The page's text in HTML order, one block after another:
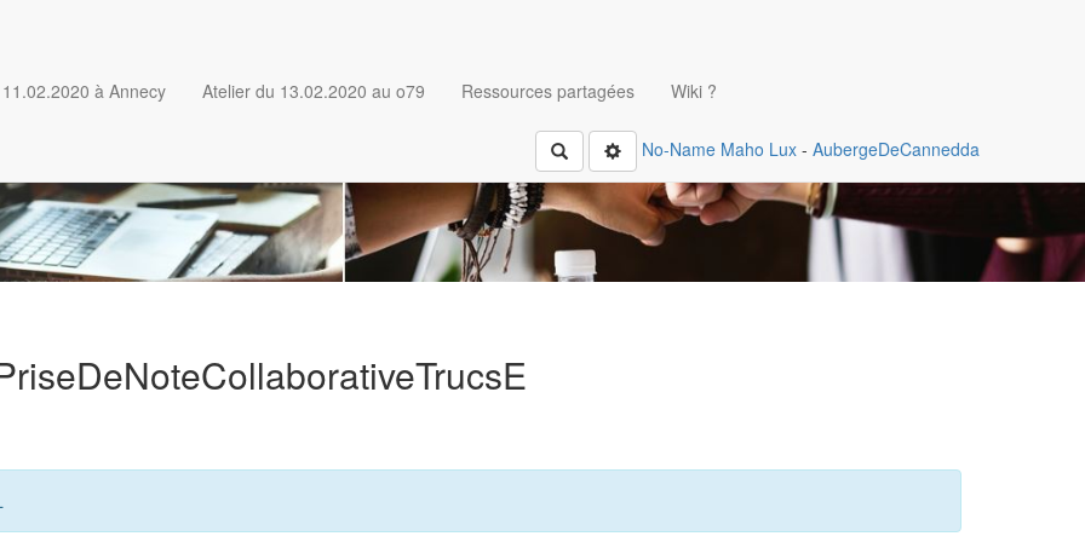
à Annecy Atelier du 13.02.2020 au o79 Ressources partagées Wiki ?
Rechercher No-Name Maho Lux - AubergeDeCannedda